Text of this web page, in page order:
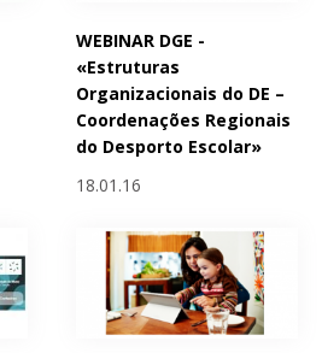
WEBINAR DGE -
«Estruturas
Organizacionais do DE –
Coordenações Regionais
do Desporto Escolar»
18.01.16